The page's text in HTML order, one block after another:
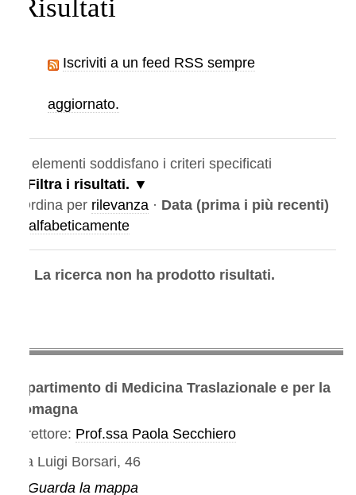
Iscriviti a un feed RSS sempre
aggiornato.
soddisfano i criteri specificati
i risultati.
per rilevanza · Data (prima i più recenti)
La ricerca non ha prodotto risultati.
di Medicina Traslazionale e per la
Prof.ssa Paola Secchiero
Luigi Borsari, 46
la mappa